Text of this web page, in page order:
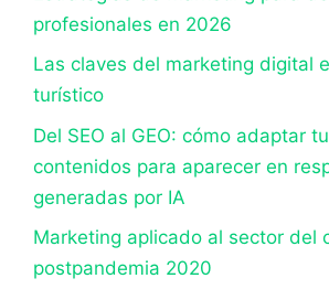
profesionales en 2026
Las claves del marketing digital
turístico
Del SEO al GEO: cómo adaptar
contenidos para aparecer en
generadas por IA
Marketing aplicado al sector del
postpandemia 2020